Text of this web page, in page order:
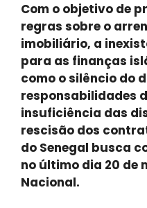
Com o objetivo de
regras sobre o
imobiliário, a
para as finanças
como o silêncio do
responsabilidades
insuficiência das
rescisão dos
do Senegal busca
no último dia 20 de
Nacional.